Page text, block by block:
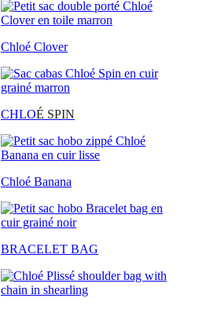
Chloé Clover
CHLOÉ SPIN
Chloé Banana
BRACELET BAG